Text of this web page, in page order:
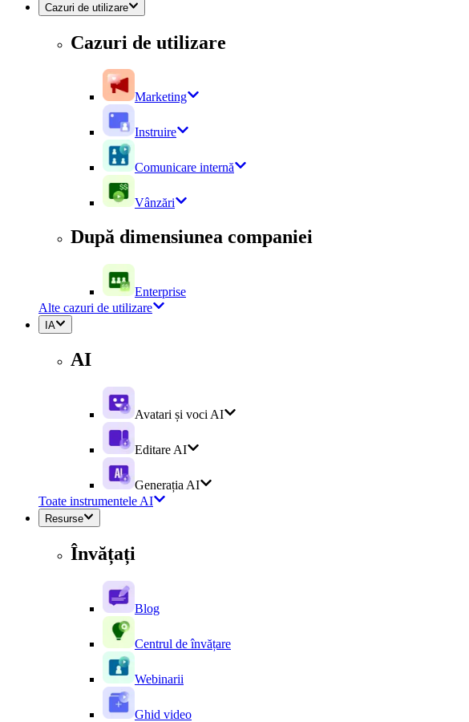
Cazuri de utilizare
Cazuri de utilizare
Marketing
Instruire
Comunicare internă
Vânzări
După dimensiunea companiei
Enterprise
Alte cazuri de utilizare
IA
AI
Avatari și voci AI
Editare AI
Generația AI
Toate instrumentele AI
Resurse
Învățați
Blog
Centrul de învățare
Webinarii
Ghid video